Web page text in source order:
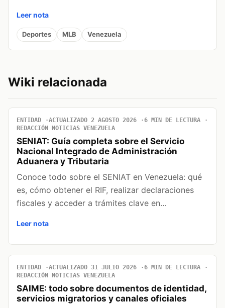
Leer nota
Deportes MLB Venezuela
Wiki relacionada
ENTIDAD ACTUALIZADO 2 AGOSTO 2026
6 MIN DE LECTURA
REDACCIÓN NOTICIAS VENEZUELA
SENIAT: Guía completa sobre el Servicio
Nacional Integrado de Administración
Aduanera y Tributaria
Conoce todo sobre el SENIAT en Venezuela: qué
es, cómo obtener el RIF, realizar declaraciones
fiscales y acceder a trámites clave en…
Leer nota
ENTIDAD ACTUALIZADO 31 JULIO 2026
6 MIN DE LECTURA
REDACCIÓN NOTICIAS VENEZUELA
SAIME: todo sobre documentos de identidad,
servicios migratorios y canales oficiales